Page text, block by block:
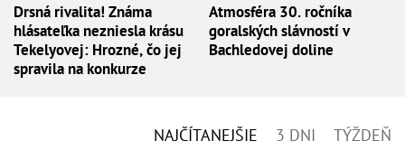
Drsná rivalita! Známa
hlásateľka nezniesla krásu
Tekelyovej: Hrozné, čo jej
spravila na konkurze
Atmosféra 30. ročníka
goralských slávností v
Bachledovej doline
NAJČÍTANEJŠIE 3 DNI TÝŽDEŇ